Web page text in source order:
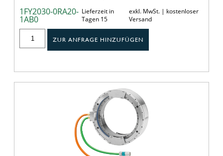
1FY2030-0RA20-
1AB0
Lieferzeit in
Tagen 15
exkl. MwSt. | kostenloser
Versand
ZUR ANFRAGE HINZUFÜGEN